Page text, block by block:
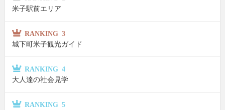
米子駅前エリア
RANKING 3
城下町米子観光ガイド
RANKING 4
大人達の社会見学
RANKING 5